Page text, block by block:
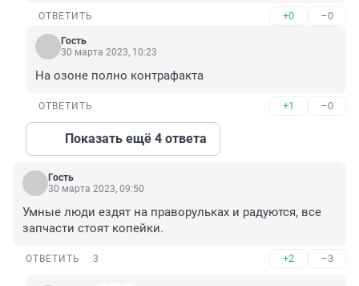
ОТВЕТИТЬ +0 –0
Гость
30 марта 2023, 10:23
На озоне полно контрафакта
ОТВЕТИТЬ +1 –0
Показать ещё 4 ответа
Гость
30 марта 2023, 09:50
Умные люди ездят на праворульках и радуются, все
запчасти стоят копейки.
ОТВЕТИТЬ 3 +2 –3